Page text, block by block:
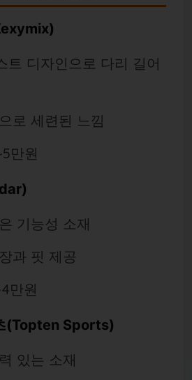
트 디자인으로 다리 길어
로 세련된 느낌
만원
기능성 소재
과 핏 제공
만원
(Topten Sports)
있는 소재